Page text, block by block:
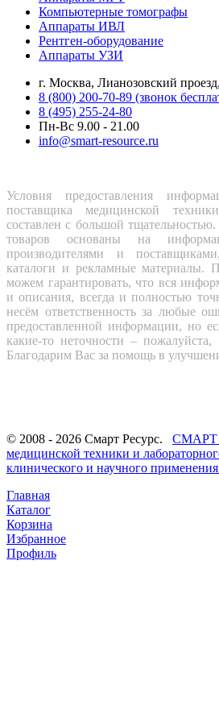
Компьютерные томографы
Аппараты ИВЛ
Рентген-оборудование
Аппараты УЗИ
г. Москва, Лианозовский
8 (800) 200-70-89 (звонок
8 (495) 255-24-80
Пн-Вс 9.00 - 21.00
info@smart-resource.ru
Условия предоставления
поставщика медицинской
составлен с большой
товаров основаны на
производителями и
каталоги и рекламные
можем гарантировать, что вся
и описания, всегда и полностью
несём ответственность за любые
предоставленной информации, но
какие-то неточности –
Благодарим Вас за помощь в
© 2008 - 2026 Смарт Ресурс. СМАРТ
медицинской техники и
клинического и научного
Главная
Каталог
Корзина
Избранное
Профиль